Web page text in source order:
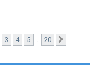
20
3 4 5 … 20